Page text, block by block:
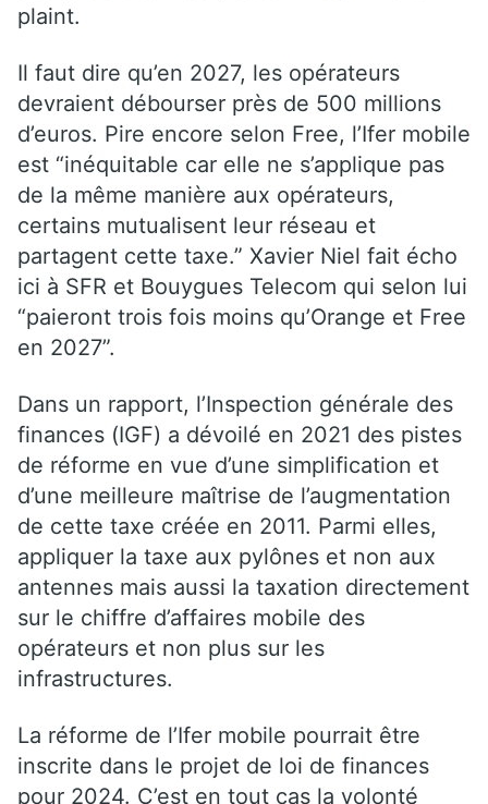
plaint.
Il faut dire qu’en 2027, les opérateurs
devraient débourser près de 500 millions
d’euros. Pire encore selon Free, l’Ifer mobile
est “inéquitable car elle ne s’applique pas
de la même manière aux opérateurs,
certains mutualisent leur réseau et
partagent cette taxe.” Xavier Niel fait écho
ici à SFR et Bouygues Telecom qui selon lui
“paieront trois fois moins qu’Orange et Free
en 2027”.
Dans un rapport, l’Inspection générale des
finances (IGF) a dévoilé en 2021 des pistes
de réforme en vue d’une simplification et
d’une meilleure maîtrise de l’augmentation
de cette taxe créée en 2011. Parmi elles,
appliquer la taxe aux pylônes et non aux
antennes mais aussi la taxation directement
sur le chiffre d’affaires mobile des
opérateurs et non plus sur les
infrastructures.
La réforme de l’Ifer mobile pourrait être
inscrite dans le projet de loi de finances
pour 2024. C’est en tout cas la volonté